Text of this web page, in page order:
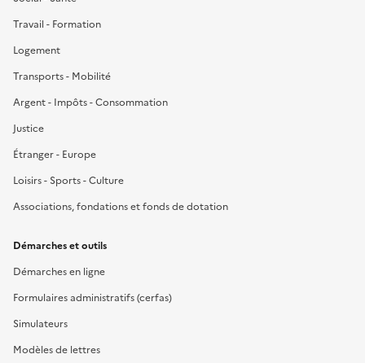
Travail - Formation
Logement
Transports - Mobilité
Argent - Impôts - Consommation
Justice
Étranger - Europe
Loisirs - Sports - Culture
Associations, fondations et fonds de dotation
Démarches et outils
Démarches en ligne
Formulaires administratifs (cerfas)
Simulateurs
Modèles de lettres